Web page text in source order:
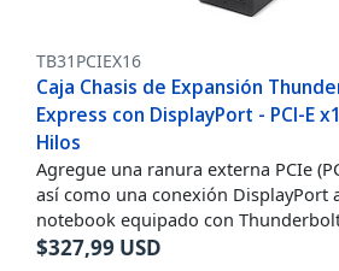
TB31PCIEX16
Caja Chasis de Expansión
Express con DisplayPort - PCI-E
Hilos
Agregue una ranura externa PCIe
así como una conexión DisplayPort
notebook equipado con
$327,99 USD